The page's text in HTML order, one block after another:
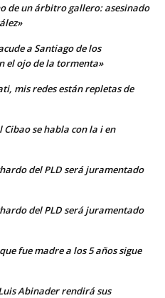
de un árbitro gallero: asesinado
a Santiago de los
el ojo de la tormenta»
mis redes están repletas de
Cibao se habla con la i en
del PLD será juramentado
del PLD será juramentado
fue madre a los 5 años sigue
Abinader rendirá sus